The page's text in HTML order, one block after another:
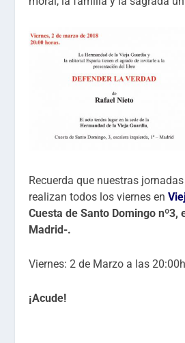
Recuerda que nuestras
realizan todos los viernes en
Cuesta de Santo Domingo nº3,
Madrid-.
Viernes: 2 de Marzo a las 20:00h
¡Acude!